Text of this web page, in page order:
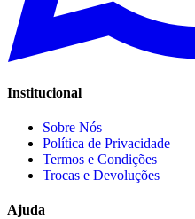
Institucional
Sobre Nós
Política de Privacidade
Termos e Condições
Trocas e Devoluções
Ajuda